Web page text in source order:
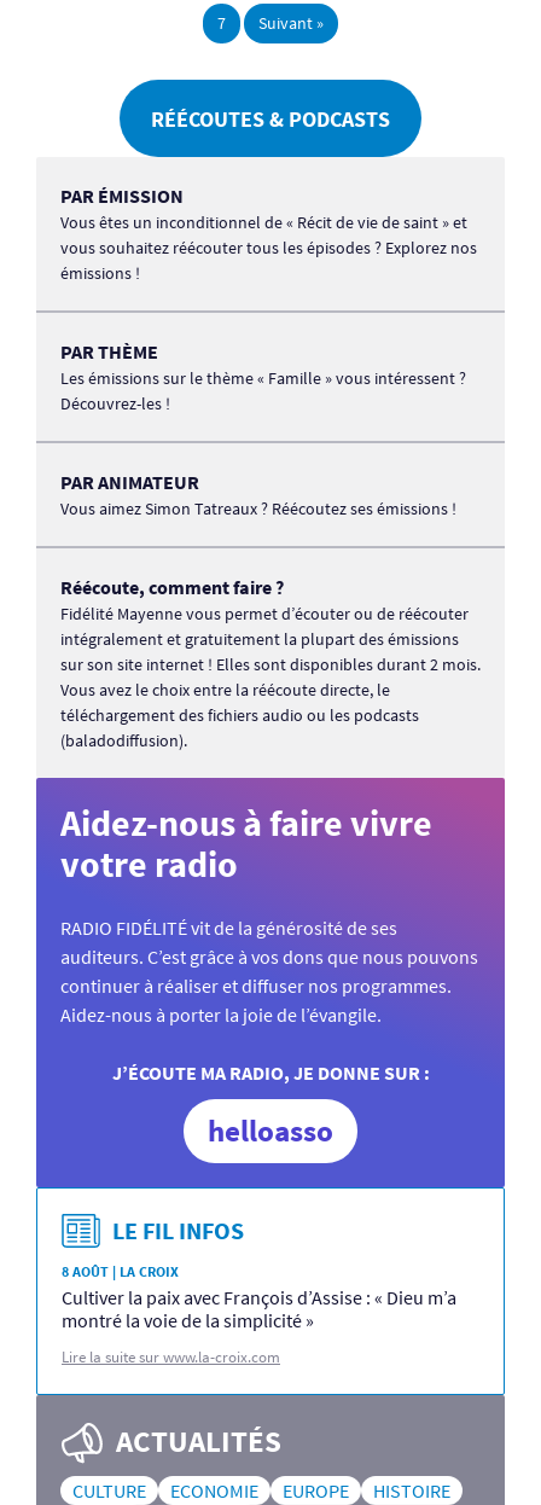
7 Suivant »
RÉÉCOUTES & PODCASTS
PAR ÉMISSION
Vous êtes un inconditionnel de « Récit de vie de saint » et
vous souhaitez réécouter tous les épisodes ? Explorez nos
émissions !
PAR THÈME
Les émissions sur le thème « Famille » vous intéressent ?
Découvrez-les !
PAR ANIMATEUR
Vous aimez Simon Tatreaux ? Réécoutez ses émissions !
Réécoute, comment faire ?
Fidélité Mayenne vous permet d’écouter ou de réécouter
intégralement et gratuitement la plupart des émissions
sur son site internet ! Elles sont disponibles durant 2 mois.
Vous avez le choix entre la réécoute directe, le
téléchargement des fichiers audio ou les podcasts
(baladodiffusion).
Aidez-nous à faire vivre
votre radio
RADIO FIDÉLITÉ vit de la générosité de ses
auditeurs. C’est grâce à vos dons que nous pouvons
continuer à réaliser et diffuser nos programmes.
Aidez-nous à porter la joie de l’évangile.
J’ÉCOUTE MA RADIO, JE DONNE SUR :
helloasso
LE FIL INFOS
8 AOÛT | LA CROIX
Cultiver la paix avec François d’Assise : « Dieu m’a
montré la voie de la simplicité »
Lire la suite sur www.la-croix.com
ACTUALITÉS
CULTURE ECONOMIE EUROPE
HISTOIRE